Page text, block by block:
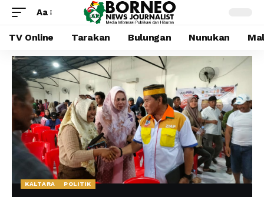
Aa
TV Online Tarakan Bulungan Nunukan
KALTARA POLITIK